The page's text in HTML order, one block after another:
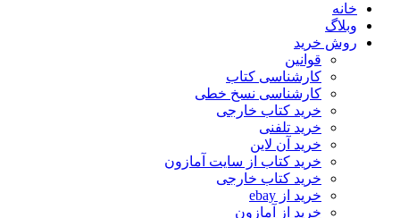
خانه
وبلاگ
روش خرید
قوانین
کارشناسی کتاب
کارشناسی نسخ خطی
خرید کتاب خارجی
خرید تلفنی
خرید آن لاین
خرید کتاب از سایت آمازون
خرید کتاب خارجی
خرید از ebay
خرید از آمازون